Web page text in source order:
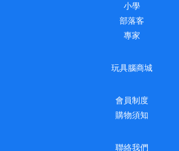
小學
部落客
專家
玩具腦商城
會員制度
購物須知
聯絡我們